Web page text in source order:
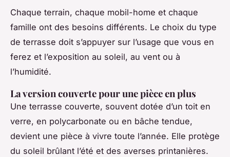
Chaque terrain, chaque mobil-home et chaque
famille ont des besoins différents. Le choix du type
de terrasse doit s’appuyer sur l’usage que vous en
ferez et l’exposition au soleil, au vent ou à
l’humidité.
La version couverte pour une pièce en plus
Une terrasse couverte, souvent dotée d’un toit en
verre, en polycarbonate ou en bâche tendue,
devient une pièce à vivre toute l’année. Elle protège
du soleil brûlant l’été et des averses printanières.